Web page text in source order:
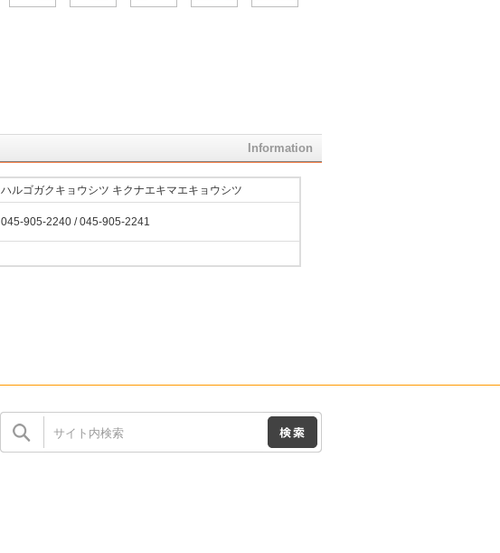
Information
ハルゴガクキョウシツ キクナエキマエキョウシツ
045-905-2240 / 045-905-2241